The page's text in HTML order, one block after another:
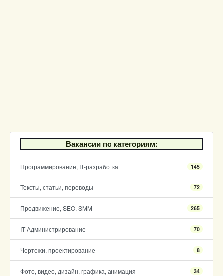
Вакансии по категориям:
Программирование, IT-разработка 145
Тексты, статьи, переводы 72
Продвижение, SEO, SMM 265
IT-Администрирование 70
Чертежи, проектирование 8
Фото, видео, дизайн, графика, анимация 34